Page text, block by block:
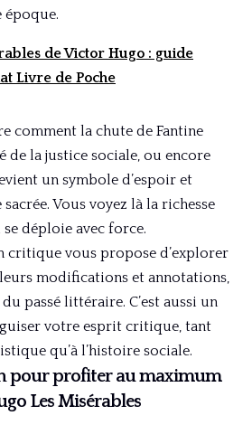
de Victor Hugo : guide
Livre de Poche
comment la chute de Fantine
la justice sociale, ou encore
un symbole d’espoir et
Vous voyez là la richesse
déploie avec force.
critique vous propose d’explorer
modifications et annotations,
passé littéraire. C’est aussi un
votre esprit critique, tant
qu’à l’histoire sociale.
pour profiter au maximum
Les Misérables